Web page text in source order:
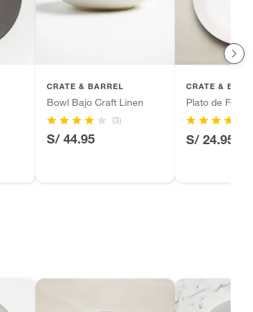
CRATE & BARREL
Bowl Bajo Craft Linen
(3)
S/ 44.95
CRATE &
Plato de
S/ 24.95